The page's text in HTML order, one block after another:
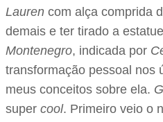
Lauren com alça comprida
demais e ter tirado a
Montenegro, indicada por
transformação pessoal nos
meus conceitos sobre ela.
super cool. Primeiro veio o